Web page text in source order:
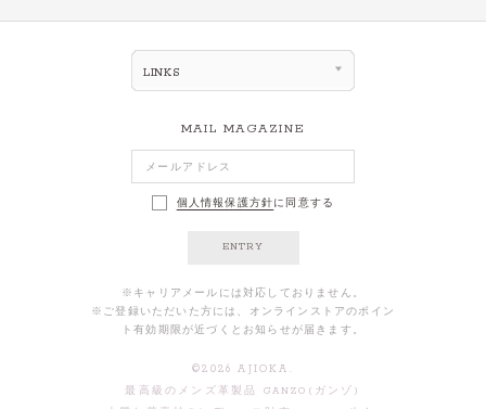
LINKS
MAIL MAGAZINE
個人情報保護方針に同意する
ENTRY
※キャリアメールには対応しておりません。
※ご登録いただいた方には、オンラインストアのポイン
ト有効期限が近づくとお知らせが届きます。
©2026 AJIOKA.
最高級のメンズ革製品 GANZO(ガンゾ)